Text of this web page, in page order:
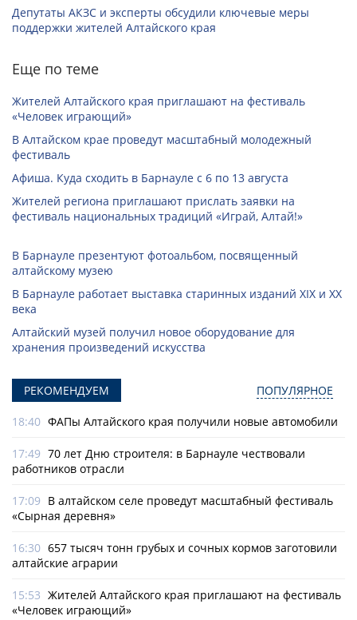
Депутаты АКЗС и эксперты обсудили ключевые меры
поддержки жителей Алтайского края
Еще по теме
Жителей Алтайского края приглашают на фестиваль
«Человек играющий»
В Алтайском крае проведут масштабный молодежный
фестиваль
Афиша. Куда сходить в Барнауле с 6 по 13 августа
Жителей региона приглашают прислать заявки на
фестиваль национальных традиций «Играй, Алтай!»
В Барнауле презентуют фотоальбом, посвященный
алтайскому музею
В Барнауле работает выставка старинных изданий XIX и XX
века
Алтайский музей получил новое оборудование для
хранения произведений искусства
РЕКОМЕНДУЕМ ПОПУЛЯРНОЕ
18:40 ФАПы Алтайского края получили новые автомобили
17:49 70 лет Дню строителя: в Барнауле чествовали
работников отрасли
17:09 В алтайском селе проведут масштабный фестиваль
«Сырная деревня»
16:30 657 тысяч тонн грубых и сочных кормов заготовили
алтайские аграрии
15:53 Жителей Алтайского края приглашают на фестиваль
«Человек играющий»